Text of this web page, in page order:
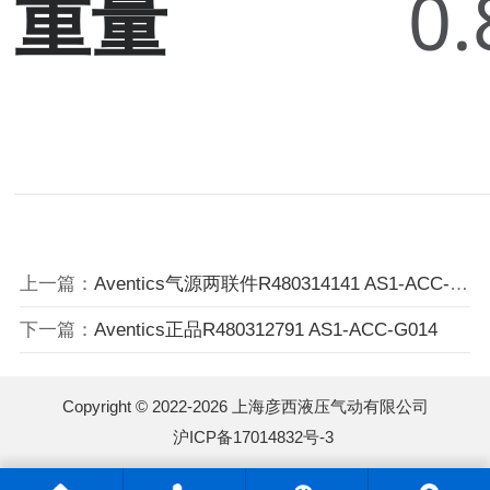
重量
上一篇： Aventics气源两联件R480314141 AS1-ACC-G014
下一篇： Aventics正品R480312791 AS1-ACC-G014
Copyright © 2022-2026 上海彦西液压气动有限公司
沪ICP备17014832号-3